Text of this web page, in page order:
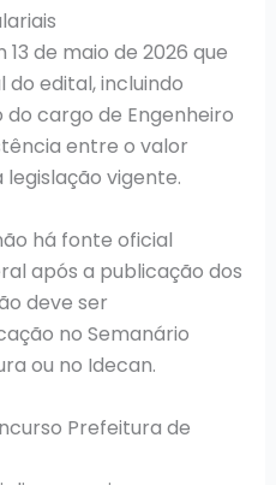
de maio de 2026 que
edital, incluindo
cargo de Engenheiro
entre o valor
vigente.
há fonte oficial
após a publicação dos
deve ser
no Semanário
ou no Idecan.
Prefeitura de